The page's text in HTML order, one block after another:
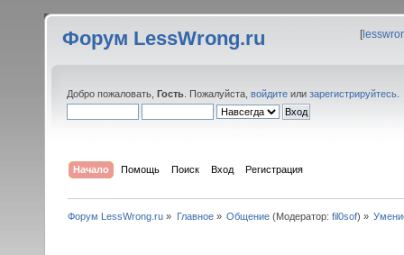
Форум LessWrong.ru [
Добро пожаловать, Гость . Пожалуйста, войдите или зарегистрируйтесь
Начало Помощь Поиск Вход Регистрация
Форум LessWrong.ru » Главное» Общение(Модератор: fil0sof) »